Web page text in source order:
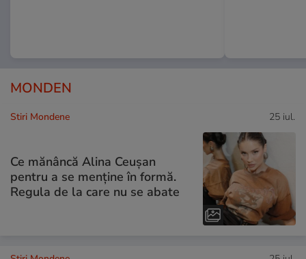
MONDEN
Stiri Mondene 25 iul.
Ce mănâncă Alina Ceușan
pentru a se menține în formă.
Regula de la care nu se abate